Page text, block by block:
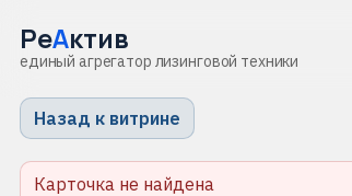
РеАктив
единый агрегатор лизинговой техники
Назад к витрине
Карточка не найдена